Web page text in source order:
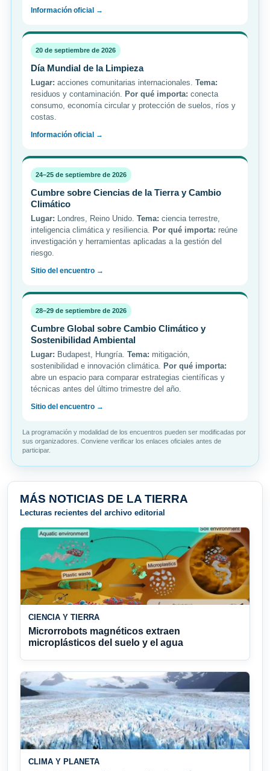
Información oficial →
20 de septiembre de 2026
Día Mundial de la Limpieza
Lugar: acciones comunitarias internacionales. Tema:
residuos y contaminación.
Por qué importa: conecta
consumo, economía circular y protección de suelos, ríos y
costas.
Información oficial →
24–25 de septiembre de 2026
Cumbre sobre Ciencias de la Tierra y Cambio
Climático
Lugar: Londres, Reino Unido. Tema: ciencia terrestre,
inteligencia climática y resiliencia.
Por qué importa: reúne
investigación y herramientas aplicadas a la gestión del
riesgo.
Sitio del encuentro →
28–29 de septiembre de 2026
Cumbre Global sobre Cambio Climático y
Sostenibilidad Ambiental
Lugar: Budapest, Hungría. Tema: mitigación,
sostenibilidad e innovación climática.
Por qué importa:
abre un espacio para comparar estrategias científicas y
técnicas antes del último trimestre del año.
Sitio del encuentro →
La programación y modalidad de los encuentros pueden ser modificadas por
sus organizadores. Conviene verificar los enlaces oficiales antes de
participar.
MÁS NOTICIAS DE LA TIERRA
Lecturas recientes del archivo editorial
CIENCIA Y TIERRA
Microrrobots magnéticos extraen
microplásticos del suelo y el agua
CLIMA Y PLANETA